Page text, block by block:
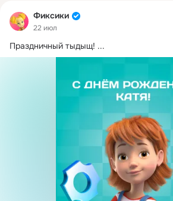
Фиксики
22 июл
Праздничный тыдыщ! ...